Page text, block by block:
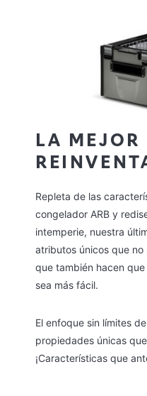
LA
Repleta de las
congelador ARB y
intemperie, nuestra
atributos únicos que
que también hacen
sea más fácil.
El enfoque sin límites
propiedades únicas
¡Características que